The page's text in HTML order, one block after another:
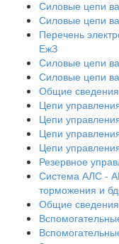
Силовые цепи
Силовые цепи
Перечень
ЕжЗ
Силовые цепи
Силовые цепи
Общие
Цепи
Цепи
Цепи
Цепи
Резервное
Система АЛС -
торможения и
Общие